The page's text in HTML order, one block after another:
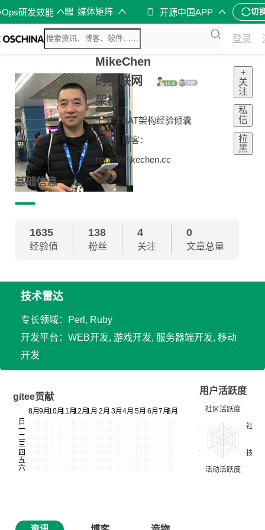
研发效能 媒体矩阵 开源中国APP 切
登录
MikeChen
的互联网
架构
十余年BAT架构经验倾囊
相授，博客：
https://mikechen.cc
+
关
注
私
信
拉
黑
基础信息
1635
经验值
138
粉丝
4
关注
0
文章总量
技术雷达
专长领域：Perl, Ruby
开发平台：WEB开发, 游戏开发, 服务器端开发, 移动
开发
gitee贡献
用户活跃度